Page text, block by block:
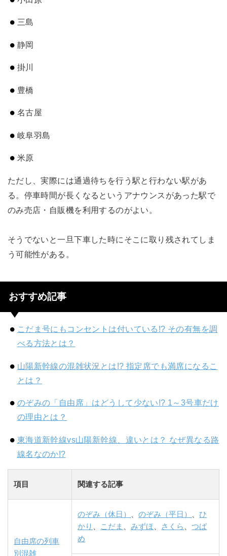
三島
静岡
掛川
豊橋
名古屋
岐阜羽島
米原
ただし、実際には通過待ちを行う駅と行わない駅があ
る。停車時間が長くなるというアナウンスがあった駅で
のみ売店・自販機を利用するのがよい。
そうでないと一旦下車した時にそこに取り残されてしま
う可能性がある。
おすすめ記事
こだま号にもコンセントは付いている!? その有無を調
べる方法とは？
山陽新幹線の混雑状況とは!? 指定席でも満席になるこ
とは？
のぞみの「自由席」はどうして少ない!? 1～3号車だけ
の理由とは？
東海道新幹線vs山陽新幹線、違いとは？ なぜ異なる路
線名なのか!?
項目 関連する記事
自由席の列車
別混雑
のぞみ（休日） 、のぞみ（平日） 、ひ
かり 、 こだま 、みずほ、 さくら 、つば
め